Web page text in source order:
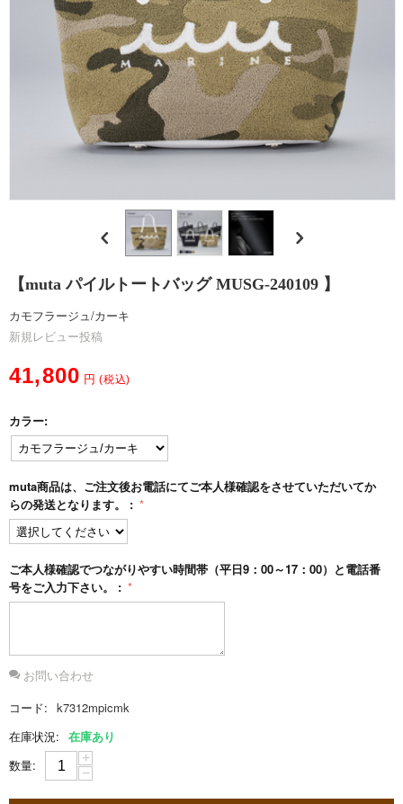
合
の
び
S
o
b
a
n
i
つ
【muta パイルトートバッグ MUSG-240109 】
カモフラージュ/カーキ
新規レビュー投稿
41,800 円 (税込)
カラー:
muta商品は、ご注文後お電話にてご本人様確認をさせていただいてか
らの発送となります。 :
ご本人様確認でつながりやすい時間帯（平日9：00～17：00）と電話番
号をご入力下さい。 :
お問い合わせ
コード: k7312mpicmk
在庫状況: 在庫あり
数量:
+
−